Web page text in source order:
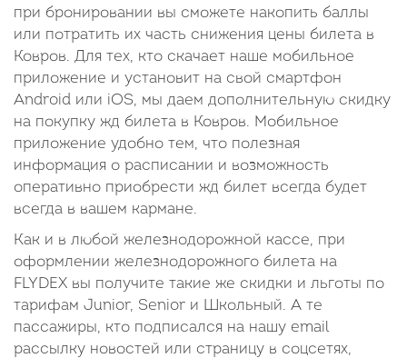
при бронировании вы сможете накопить баллы
или потратить их часть снижения цены билета в
Ковров. Для тех, кто скачает наше мобильное
приложение и установит на свой смартфон
Android или iOS, мы даем дополнительную скидку
на покупку жд билета в Ковров. Мобильное
приложение удобно тем, что полезная
информация о расписании и возможность
оперативно приобрести жд билет всегда будет
всегда в вашем кармане.
Как и в любой железнодорожной кассе, при
оформлении железнодорожного билета на
FLYDEX вы получите такие же скидки и льготы по
тарифам Junior, Senior и Школьный. А те
пассажиры, кто подписался на нашу email
рассылку новостей или страницу в соцсетях,